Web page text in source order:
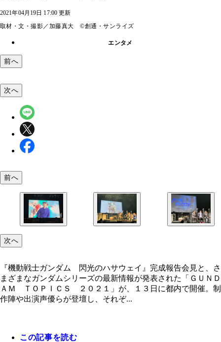
2021年04月19日 17:00 更新
取材・文・撮影／加藤真大 ©創通・サンライズ
エンタメ
前へ
次へ
前へ
次へ
『機動戦士ガンダム 閃光のハサウェイ』完成報告会見と、さ
まざまなガンダムシリーズの最新情報が発表された「ＧＵＮＤ
ＡＭ ＴＯＰＩＣＳ ２０２１」が、１３日に都内で開催。制
作陣や出演声優らが登壇し、それぞ...
この記事を読む